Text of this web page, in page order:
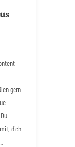
gern
dich